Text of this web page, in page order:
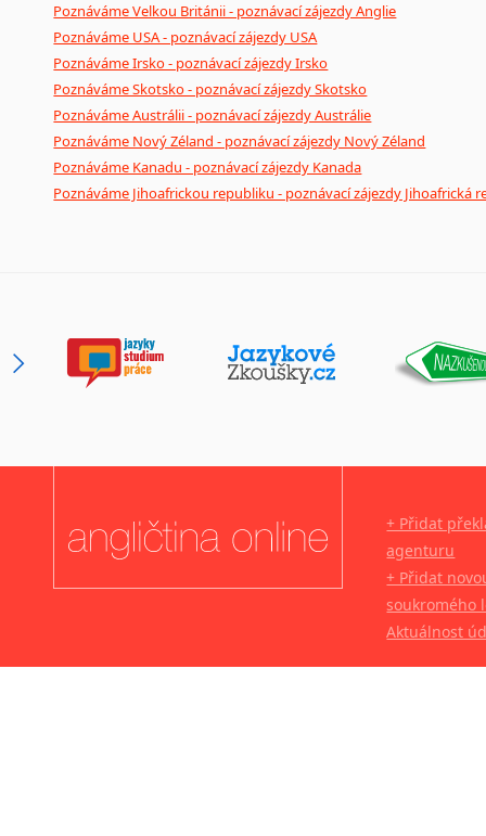
Poznáváme Velkou Británii - poznávací zájezdy Anglie
Poznáváme USA - poznávací zájezdy USA
Poznáváme Irsko - poznávací zájezdy Irsko
Poznáváme Skotsko - poznávací zájezdy Skotsko
Poznáváme Austrálii - poznávací zájezdy Austrálie
Poznáváme Nový Zéland - poznávací zájezdy Nový Zéland
Poznáváme Kanadu - poznávací zájezdy Kanada
Poznáváme Jihoafrickou republiku - poznávací zájezdy Jihoafrická
+ Přidat
agenturu
+ Přidat
soukromého
Aktuálnost